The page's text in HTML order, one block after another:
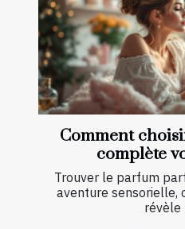
Comment
complète
Trouver le parfum
aventure sensorielle,
révèle